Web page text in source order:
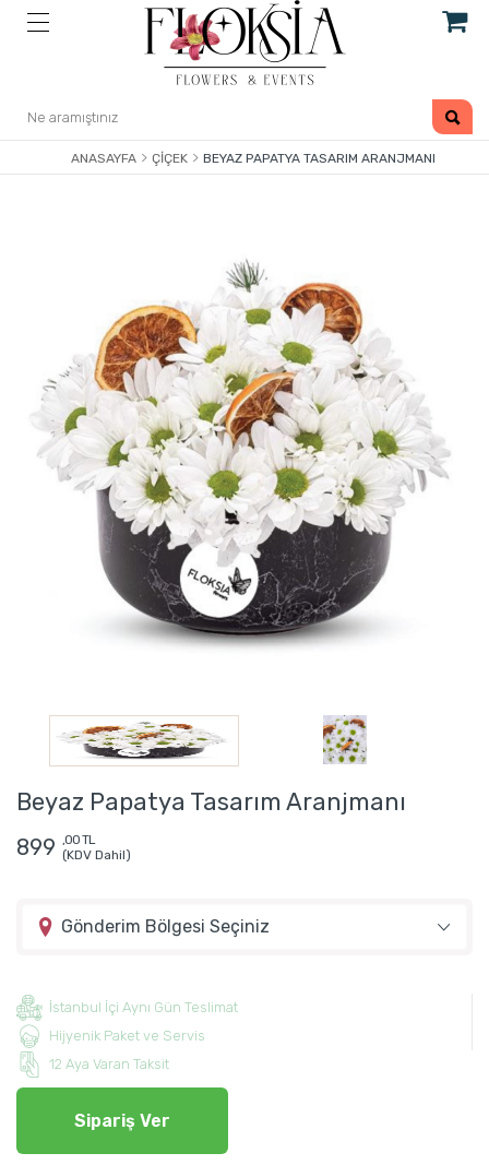
ANASAYFA ÇIÇEK BEYAZ PAPATYA TASARIM ARANJMANI
Beyaz Papatya Tasarım Aranjmanı
899 ,00 TL
(KDV Dahil)
Gönderim Bölgesi Seçiniz
İstanbul İçi Aynı Gün Teslimat
Hijyenik Paket ve Servis
12 Aya Varan Taksit
Sipariş Ver